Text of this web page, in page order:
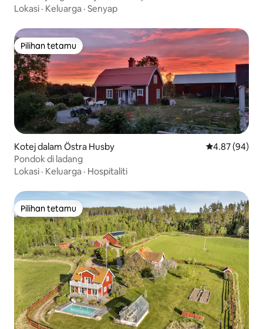
Lokasi · Keluarga · Senyap
Pilihan tetamu
Pilihan tetamu
Kotej dalam Östra Husby Penarafan
4.87 (94)
Pondok di ladang
Lokasi · Keluarga · Hospitaliti
Pilihan tetamu
Pilihan tetamu